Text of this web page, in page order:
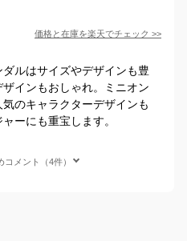
価格と在庫を楽天でチェック >>
ルはサイズやデザインも豊
インもおしゃれ。ミニオン
のキャラクターデザインも
ーにも重宝します。
メント（4件）